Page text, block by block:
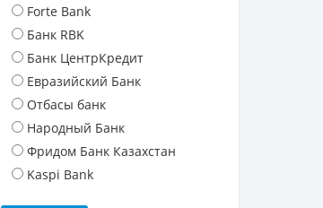
Forte Bank
Банк RBK
Банк ЦентрКредит
Евразийский Банк
Отбасы банк
Народный Банк
Фридом Банк Казахстан
Kaspi Bank